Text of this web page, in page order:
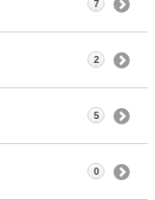
7
2
5
0